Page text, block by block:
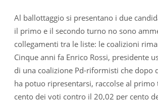
Al ballottaggio si presentano i due
il primo e il secondo turno no sono
collegamenti tra le liste: le coalizioni
Cinque anni fa Enrico Rossi, presidente
di una coalizione Pd-riformisti che dopo
ha potuo ripresentarsi, raccolse al
cento dei voti contro il 20,02 per cento